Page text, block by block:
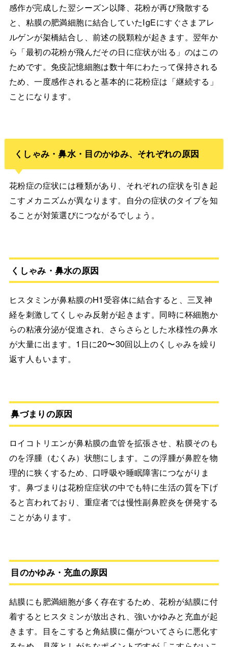
感作が完成した翌シーズン以降、花粉が再び飛散する
と、粘膜の肥満細胞に結合していたIgEにすぐさまアレ
ルゲンが架橋結合し、前述の脱顆粒が起きます。翌年か
ら「最初の花粉が飛んだその日に症状が出る」のはこの
ためです。免疫記憶細胞は数十年にわたって保持される
ため、一度感作されると基本的に花粉症は「継続する」
ことになります。
くしゃみ・鼻水・目のかゆみ、それぞれの原因
花粉症の症状には種類があり、それぞれの症状を引き起
こすメカニズムが異なります。自分の症状のタイプを知
ることが対策選びにつながるでしょう。
くしゃみ・鼻水の原因
ヒスタミンが鼻粘膜のH1受容体に結合すると、三叉神
経を刺激してくしゃみ反射が起きます。同時に杯細胞か
らの粘液分泌が促進され、さらさらとした水様性の鼻水
が大量に出ます。1日に20〜30回以上のくしゃみを繰り
返す人もいます。
鼻づまりの原因
ロイコトリエンが鼻粘膜の血管を拡張させ、粘膜そのも
のを浮腫（むくみ）状態にします。この浮腫が鼻腔を物
理的に狭くするため、口呼吸や睡眠障害につながりま
す。鼻づまりは花粉症症状の中でも特に生活の質を下げ
ると言われており、重症者では慢性副鼻腔炎を併発する
ことがあります。
目のかゆみ・充血の原因
結膜にも肥満細胞が多く存在するため、花粉が結膜に付
着するとヒスタミンが放出され、強いかゆみと充血が起
きます。目をこすると角結膜に傷がついてさらに悪化す